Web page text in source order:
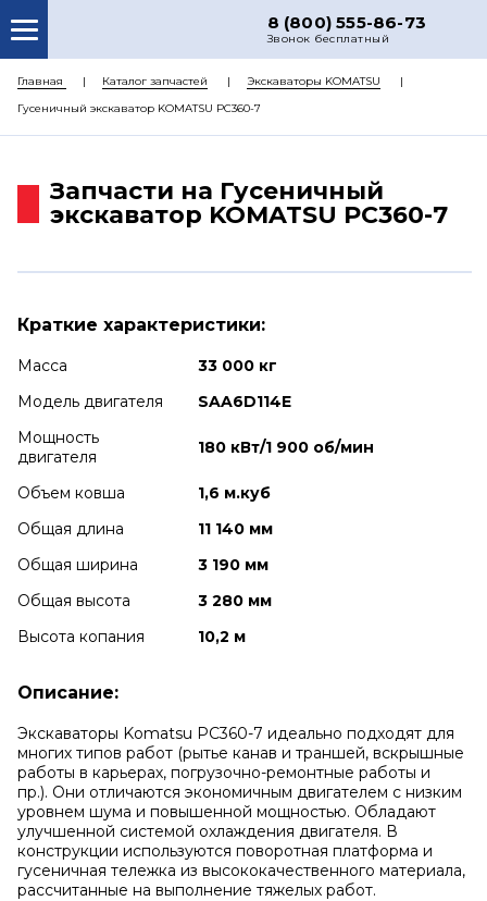
8 (800) 555-86-73
Звонок бесплатный
О НАС
КАТАЛОГ ЗАПЧАСТЕЙ
ДОСТАВКА
Главная Каталог запчастей
Экскаваторы KOMATSU
Гусеничный экскаватор KOMATSU PC360-7
Запчасти на Гусеничный
экскаватор KOMATSU PC360-7
Краткие характеристики:
Масса
33 000 кг
Модель двигателя
SAA6D114E
Мощность
двигателя
180 кВт/1 900 об/мин
Объем ковша
1,6 м.куб
Общая длина
11 140 мм
Общая ширина
3 190 мм
Общая высота
3 280 мм
Высота копания
10,2 м
Описание:
Экскаваторы Komatsu PC360-7 идеально подходят для
многих типов работ (рытье канав и траншей, вскрышные
работы в карьерах, погрузочно-ремонтные работы и
пр.). Они отличаются экономичным двигателем с низким
уровнем шума и повышенной мощностью. Обладают
улучшенной системой охлаждения двигателя. В
конструкции используются поворотная платформа и
гусеничная тележка из высококачественного материала,
рассчитанные на выполнение тяжелых работ.